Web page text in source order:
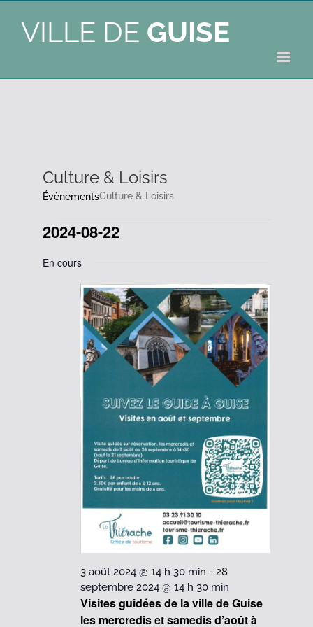
VILLE DE GUISE
Culture & Loisirs
ÉvènementsCulture & Loisirs
Évènements
for
août
2024
2024-08-22
une
En cours
Visites guidées de la ville de Guise
les mercredis et samedis d’août à
3 août 2024 @ 14 h 30 min -28
septembre 2024 @ 14 h 30 min